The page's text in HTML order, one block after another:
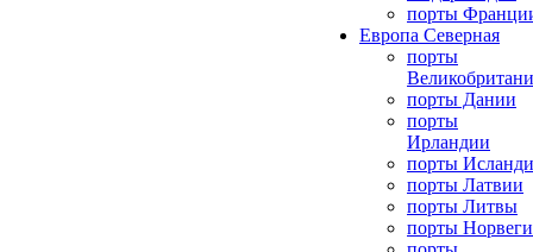
порты
Европа Северная
порты
порты Дании
порты
Ирландии
порты
порты Латвии
порты Литвы
порты